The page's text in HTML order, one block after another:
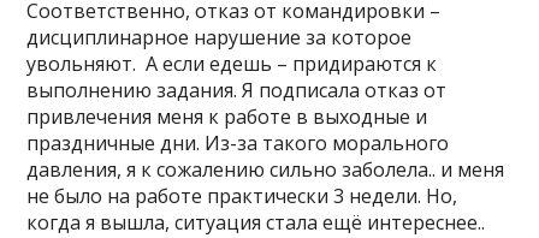
Соответственно, отказ от командировки –
дисциплинарное нарушение за которое
увольняют. А если едешь – придираются к
выполнению задания. Я подписала отказ от
привлечения меня к работе в выходные и
праздничные дни. Из-за такого морального
давления, я к сожалению сильно заболела.. и меня
не было на работе практически 3 недели. Но,
когда я вышла, ситуация стала ещё интереснее..